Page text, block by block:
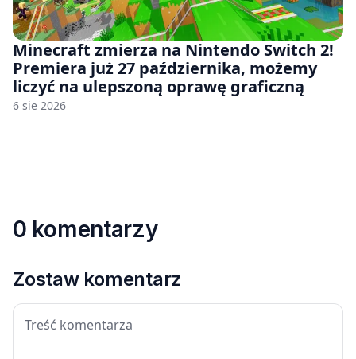
Minecraft zmierza na Nintendo Switch 2!
Premiera już 27 października, możemy
liczyć na ulepszoną oprawę graficzną
6 sie 2026
0 komentarzy
Zostaw komentarz